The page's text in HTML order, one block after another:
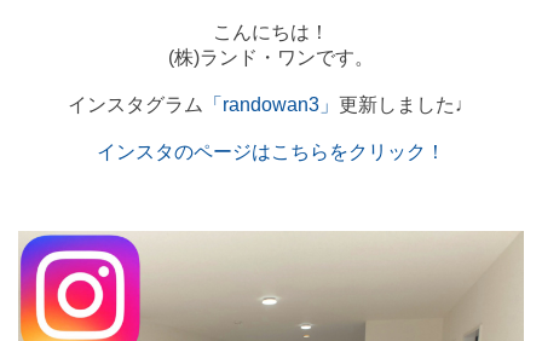
こんにちは！
(株)ランド・ワンです。
インスタグラム 「randowan3」 更新しました♩
インスタのページはこちらをクリック！